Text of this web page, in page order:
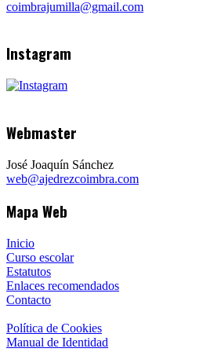
coimbrajumilla@gmail.com
Instagram
Webmaster
José Joaquín Sánchez
web@ajedrezcoimbra.com
Mapa Web
Inicio
Curso escolar
Estatutos
Enlaces recomendados
Contacto
Política de Cookies
Manual de Identidad